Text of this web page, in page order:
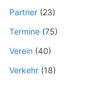
Partner (23)
Termine (75)
Verein (40)
Verkehr (18)